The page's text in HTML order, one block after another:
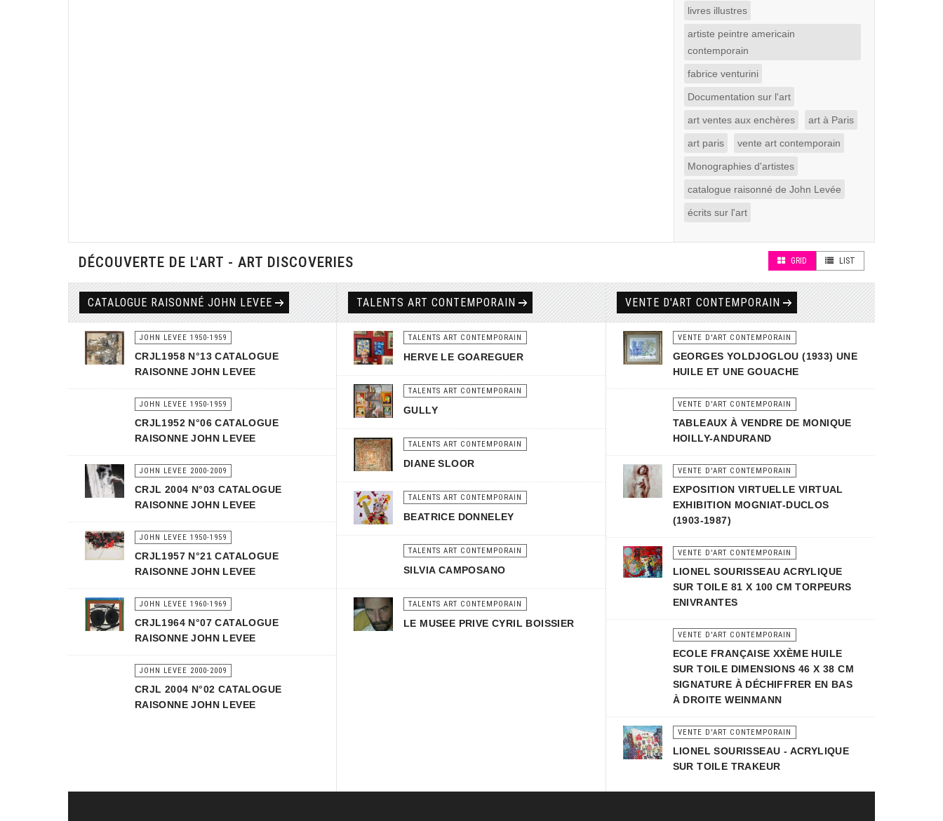
livres illustres
artiste peintre americain
contemporain
fabrice venturini
Documentation sur l'art
art ventes aux enchères art à Paris
art paris vente art contemporain
Monographies d'artistes
catalogue raisonné de John Levée
écrits sur l'art
DÉCOUVERTE DE L'ART - ART DISCOVERIES GRID LIST
CATALOGUE RAISONNÉ JOHN LEVEE
JOHN LEVEE 1950-1959
CRJL1958 N°13 CATALOGUE
RAISONNE JOHN LEVEE
JOHN LEVEE 1950-1959
CRJL1952 N°06 CATALOGUE
RAISONNE JOHN LEVEE
JOHN LEVEE 2000-2009
CRJL 2004 N°03 CATALOGUE
RAISONNE JOHN LEVEE
JOHN LEVEE 1950-1959
CRJL1957 N°21 CATALOGUE
RAISONNE JOHN LEVEE
JOHN LEVEE 1960-1969
CRJL1964 N°07 CATALOGUE
RAISONNE JOHN LEVEE
JOHN LEVEE 2000-2009
CRJL 2004 N°02 CATALOGUE
RAISONNE JOHN LEVEE
TALENTS ART CONTEMPORAIN
TALENTS ART CONTEMPORAIN
HERVE LE GOAREGUER
TALENTS ART CONTEMPORAIN
GULLY
TALENTS ART CONTEMPORAIN
DIANE SLOOR
TALENTS ART CONTEMPORAIN
BEATRICE DONNELEY
TALENTS ART CONTEMPORAIN
SILVIA CAMPOSANO
TALENTS ART CONTEMPORAIN
LE MUSEE PRIVE CYRIL BOISSIER
VENTE D'ART CONTEMPORAIN
VENTE D'ART CONTEMPORAIN
GEORGES YOLDJOGLOU (1933) UNE
HUILE ET UNE GOUACHE
VENTE D'ART CONTEMPORAIN
TABLEAUX À VENDRE DE MONIQUE
HOILLY-ANDURAND
VENTE D'ART CONTEMPORAIN
EXPOSITION VIRTUELLE VIRTUAL
EXHIBITION MOGNIAT-DUCLOS
(1903-1987)
VENTE D'ART CONTEMPORAIN
LIONEL SOURISSEAU ACRYLIQUE
SUR TOILE 81 X 100 CM TORPEURS
ENIVRANTES
VENTE D'ART CONTEMPORAIN
ECOLE FRANÇAISE XXÈME HUILE
SUR TOILE DIMENSIONS 46 X 38 CM
SIGNATURE À DÉCHIFFRER EN BAS
À DROITE WEINMANN
VENTE D'ART CONTEMPORAIN
LIONEL SOURISSEAU - ACRYLIQUE
SUR TOILE TRAKEUR